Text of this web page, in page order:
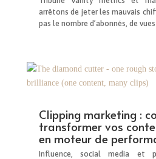
arrêtons de jeter les mauvais
pas le nombre d’abonnés, de vues
Clipping marketing :
transformer vos
en moteur de
Influence, social media et